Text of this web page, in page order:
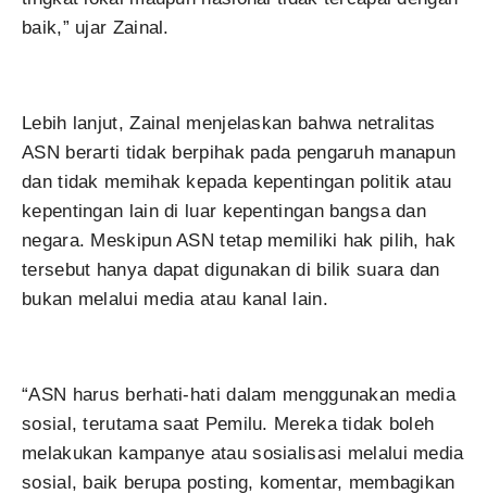
baik,” ujar Zainal.
Lebih lanjut, Zainal menjelaskan bahwa netralitas
ASN berarti tidak berpihak pada pengaruh manapun
dan tidak memihak kepada kepentingan politik atau
kepentingan lain di luar kepentingan bangsa dan
negara. Meskipun ASN tetap memiliki hak pilih, hak
tersebut hanya dapat digunakan di bilik suara dan
bukan melalui media atau kanal lain.
“ASN harus berhati-hati dalam menggunakan media
sosial, terutama saat Pemilu. Mereka tidak boleh
melakukan kampanye atau sosialisasi melalui media
sosial, baik berupa posting, komentar, membagikan